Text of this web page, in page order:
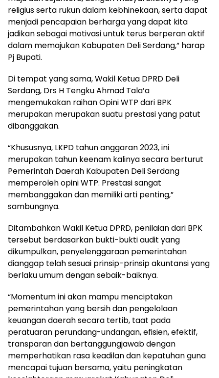
religius serta rukun dalam kebhinekaan, serta dapat
menjadi pencapaian berharga yang dapat kita
jadikan sebagai motivasi untuk terus berperan aktif
dalam memajukan Kabupaten Deli Serdang,” harap
Pj Bupati.
Di tempat yang sama, Wakil Ketua DPRD Deli
Serdang, Drs H Tengku Ahmad Tala’a
mengemukakan raihan Opini WTP dari BPK
merupakan merupakan suatu prestasi yang patut
dibanggakan.
“Khususnya, LKPD tahun anggaran 2023, ini
merupakan tahun keenam kalinya secara berturut
Pemerintah Daerah Kabupaten Deli Serdang
memperoleh opini WTP. Prestasi sangat
membanggakan dan memiliki arti penting,”
sambungnya.
Ditambahkan Wakil Ketua DPRD, penilaian dari BPK
tersebut berdasarkan bukti-bukti audit yang
dikumpulkan, penyelenggaraan pemerintahan
dianggap telah sesuai prinsip-prinsip akuntansi yang
berlaku umum dengan sebaik-baiknya.
“Momentum ini akan mampu menciptakan
pemerintahan yang bersih dan pengelolaan
keuangan daerah secara tertib, taat pada
peratuaran perundang-undangan, efisien, efektif,
transparan dan bertanggungjawab dengan
memperhatikan rasa keadilan dan kepatuhan guna
mencapai tujuan bersama, yaitu peningkatan